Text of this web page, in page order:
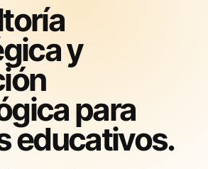
y
para
educativos.